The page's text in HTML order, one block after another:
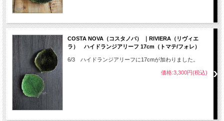
COSTA NOVA（コスタノバ） ｜RIVIERA（リヴィエ
ラ） ハイドランジアリーフ 17cm（トマテ/フォレ）
6/3 ハイドランジアリーフに17cmが加わりました。
価格:3,300円(税込)